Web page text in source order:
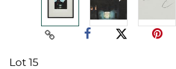
Lot 15